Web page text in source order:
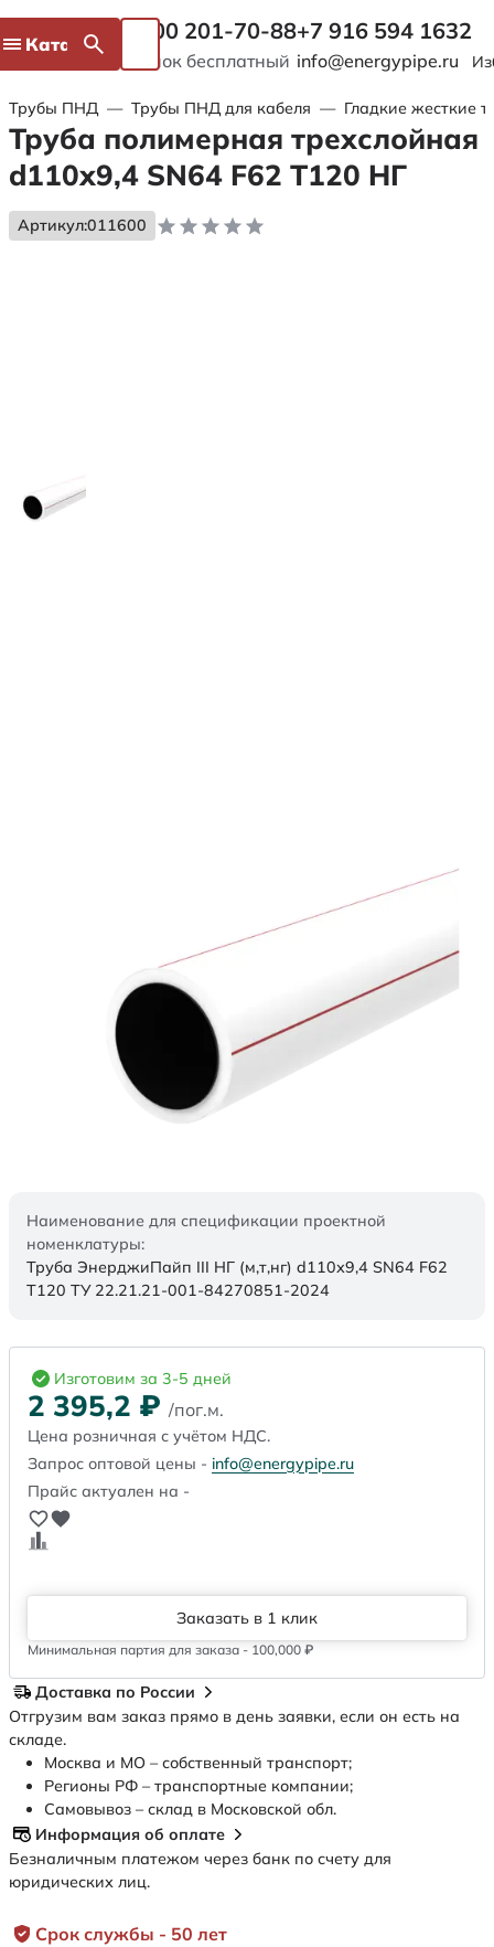
Каталог 8 800 201-70-88
Звонок бесплатный
+7 916 594 1632
info@energypipe.ru
Трубы ПНД — Трубы ПНД для кабеля — Гладкие жесткие
Труба полимерная трехслойная
d110х9,4 SN64 F62 Т120 НГ
Артикул:011600
Наименование для спецификации проектной
номенклатуры:
Труба ЭнерджиПайп III НГ (м,т,нг) d110х9,4 SN64 F62
Т120 ТУ 22.21.21-001-84270851-2024
Срок службы - 50 лет
Изготовим за 3-5 дней
2 395,2 ₽ /пог.м.
Цена розничная с учётом НДС.
Запрос оптовой цены - info@energypipe.ru
Прайс актуален на -
Заказать в 1 клик
Минимальная партия для заказа - 100,000 ₽
Доставка по России
Отгрузим вам заказ прямо в день заявки, если он есть на
складе.
Москва и МО – собственный транспорт;
Регионы РФ – транспортные компании;
Самовывоз – склад в Московской обл.
Информация об оплате
Безналичным платежом через банк по счету для
юридических лиц.